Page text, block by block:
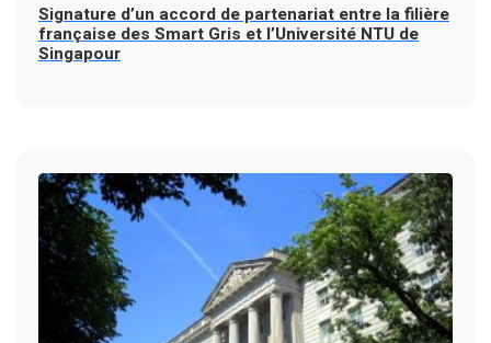
Signature d’un accord de partenariat entre la filière
française des Smart Gris et l’Université NTU de
Singapour